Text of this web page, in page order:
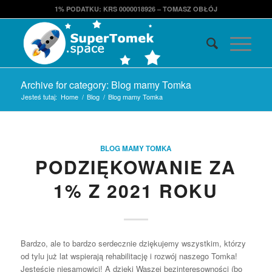
1% PODATKU: KRS 0000018926 – TOMASZ OBŁÓJ
Archive for category: Blog mamy Tomka
Jesteś tutaj: Home / Blog / Blog mamy Tomka
BLOG MAMY TOMKA
PODZIĘKOWANIE ZA
1% Z 2021 ROKU
Bardzo, ale to bardzo serdecznie dziękujemy wszystkim, którzy
od tylu już lat wspierają rehabilitację i rozwój naszego Tomka!
Jesteście niesamowici! A dzięki Waszej bezinteresowności (bo